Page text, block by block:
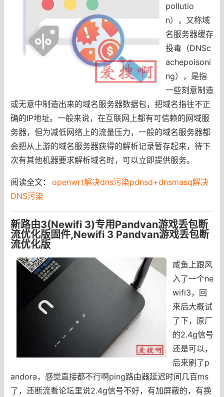
pollutio
n），又称域
名服务器缓存
投毒（DNSc
achepoisoni
ng），是指
一些刻意制造
或无意中制造出来的域名服务器数据包，把域名指往不正
确的IP地址。一般来说，在互联网上都有可信赖的网域服
务器，但为减低网络上的流量压力，一般的域名服务器都
会把从上游的域名服务器获得的解析记录暂存起来，待下
次有其他机器要求解析域名时，可以立即提供服务。
阅读全文：
openwrt解决dns污染pdnsd+dnsmasq解决
DNS污染
新路由3(Newifi 3)专用Pandvan游戏丢包断
流优化版固件,Newifi 3 Pandvan游戏丢包断
流优化版
咸鱼上跟风
入了一个ne
wifi3，回
来后大概试
了下，原厂
的2.4g信号
还是可以，
后来刷了p
andora，感觉直接都不行啊ping路由器延迟时间几百ms
了，还断流看论坛里说2.4g信号不好，有加屏蔽的，有换